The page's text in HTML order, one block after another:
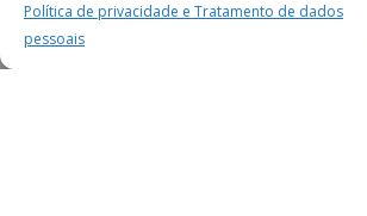
Política de privacidade e Tratamento de dados
pessoais